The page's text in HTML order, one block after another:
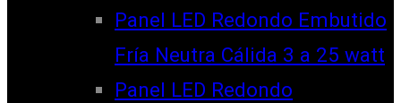
Panel LED Redondo Embutido
Fría Neutra Cálida 3 a 25 watt
Panel LED Redondo